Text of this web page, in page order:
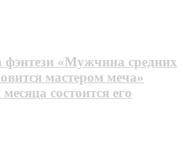
фэнтези «Мужчина средних
мастером меча»
состоится его